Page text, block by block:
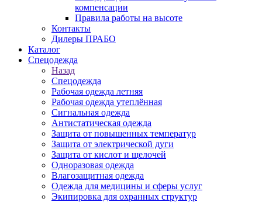
компенсации
Правила работы на высоте
Контакты
Дилеры ПРАБО
Каталог
Спецодежда
Назад
Спецодежда
Рабочая одежда летняя
Рабочая одежда утеплённая
Сигнальная одежда
Антистатическая одежда
Защита от повышенных температур
Защита от электрической дуги
Защита от кислот и щелочей
Одноразовая одежда
Влагозащитная одежда
Одежда для медицины и сферы услуг
Экипировка для охранных структур